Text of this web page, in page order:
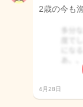
2歳の今も
4月28日